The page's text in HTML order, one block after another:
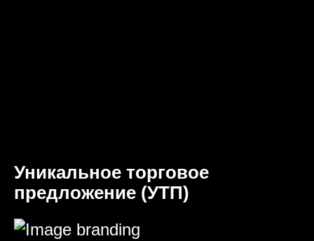
Уникальное торговое
предложение (УТП)